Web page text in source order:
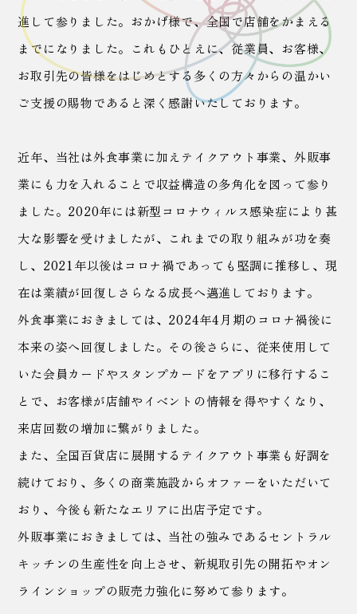
進して参りました。 おかげ様で、全国で店舗をかまえる
までになりました。
これもひとえに、従業員、お客様、
お取引先の皆様をはじめとする多くの方々からの温かい
ご支援の賜物であると深く感謝いたしております。
近年、当社は外食事業に加えテイクアウト事業、外販事
業にも力を入れることで収益構造の多角化を図って参り
ました。 2020年には新型コロナウィルス感染症により甚
大な影響を受けましたが、これまでの取り組みが功を奏
し、 2021年以後はコロナ禍であっても堅調に推移し、現
在は業績が回復しさらなる成長へ邁進しております。
外食事業におきましては、2024年4月期のコロナ禍後に
本来の姿へ回復しました。 その後さらに、従来使用して
いた会員カードやスタンプカードをアプリに移行するこ
とで、 お客様が店舗やイベントの情報を得やすくなり、
来店回数の増加に繋がりました。
また、全国百貨店に展開するテイクアウト事業も好調を
続けており、多くの商業施設からオファーをいただいて
おり、今後も新たなエリアに出店予定です。
外販事業におきましては、当社の強みであるセントラル
キッチンの生産性を向上させ、新規取引先の開拓やオン
ラインショップの販売力強化に努めて参ります。